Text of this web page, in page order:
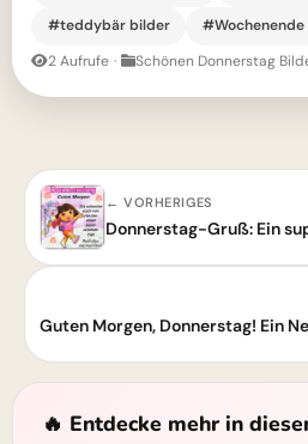
#teddybär bilder
#Wochenende
2 Aufrufe · Schönen Donnerstag
← VORHERIGES
Donnerstag-Gruß: Ein
🔥 Entdecke mehr in